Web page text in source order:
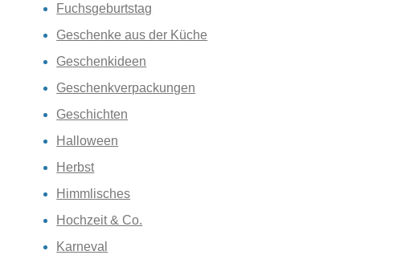
Fuchsgeburtstag
Geschenke aus der Küche
Geschenkideen
Geschenkverpackungen
Geschichten
Halloween
Herbst
Himmlisches
Hochzeit & Co.
Karneval